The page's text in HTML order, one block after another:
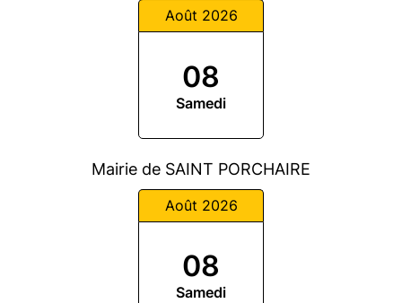
Août 2026
08
Samedi
Mairie de SAINT PORCHAIRE
Août 2026
08
Samedi